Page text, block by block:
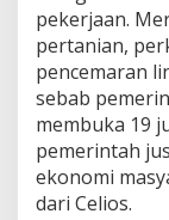
pekerjaan.
pertanian,
pencemaran
sebab
membuka 19
pemerintah
ekonomi
dari Celios.